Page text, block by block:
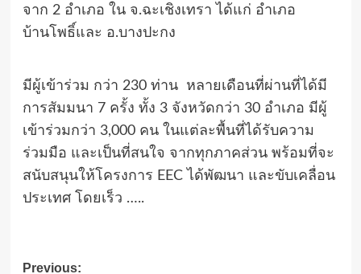
จาก 2 อำเภอ ใน จ.ฉะเชิงเทรา ได้แก่ อำเภอ
บ้านโพธิ์และ อ.บางปะกง
มีผู้เข้าร่วม กว่า 230 ท่าน หลายเดือนที่ผ่านที่ได้มี
การสัมมนา 7 ครั้ง ทั้ง 3 จังหวัดกว่า 30 อำเภอ มีผู้
เข้าร่วมกว่า 3,000 คน ในแต่ละพื้นที่ได้รับความ
ร่วมมือ และเป็นที่สนใจ จากทุกภาคส่วน พร้อมที่จะ
สนับสนุนให้โครงการ EEC ได้พัฒนา และขับเคลื่อน
ประเทศ โดยเร็ว …..
Previous: